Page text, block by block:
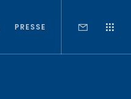
PRESSE